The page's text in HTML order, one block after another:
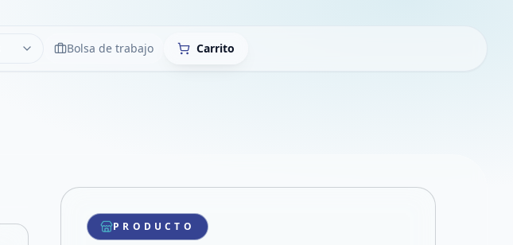
LimpiarBolsa de trabajo Carrito
Compartir producto
Compartir por WhatsApp
Compartir por mail
PRODUCTO